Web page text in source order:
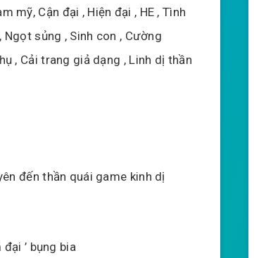
mỹ, Cận đại , Hiện đại , HE , Tình
Ngọt sủng , Sinh con , Cường
, Cải trang giả dạng , Linh dị thần
đến thần quái game kinh dị
’ bụng bia